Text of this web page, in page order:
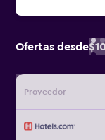
Ofertas desde
Proveedor